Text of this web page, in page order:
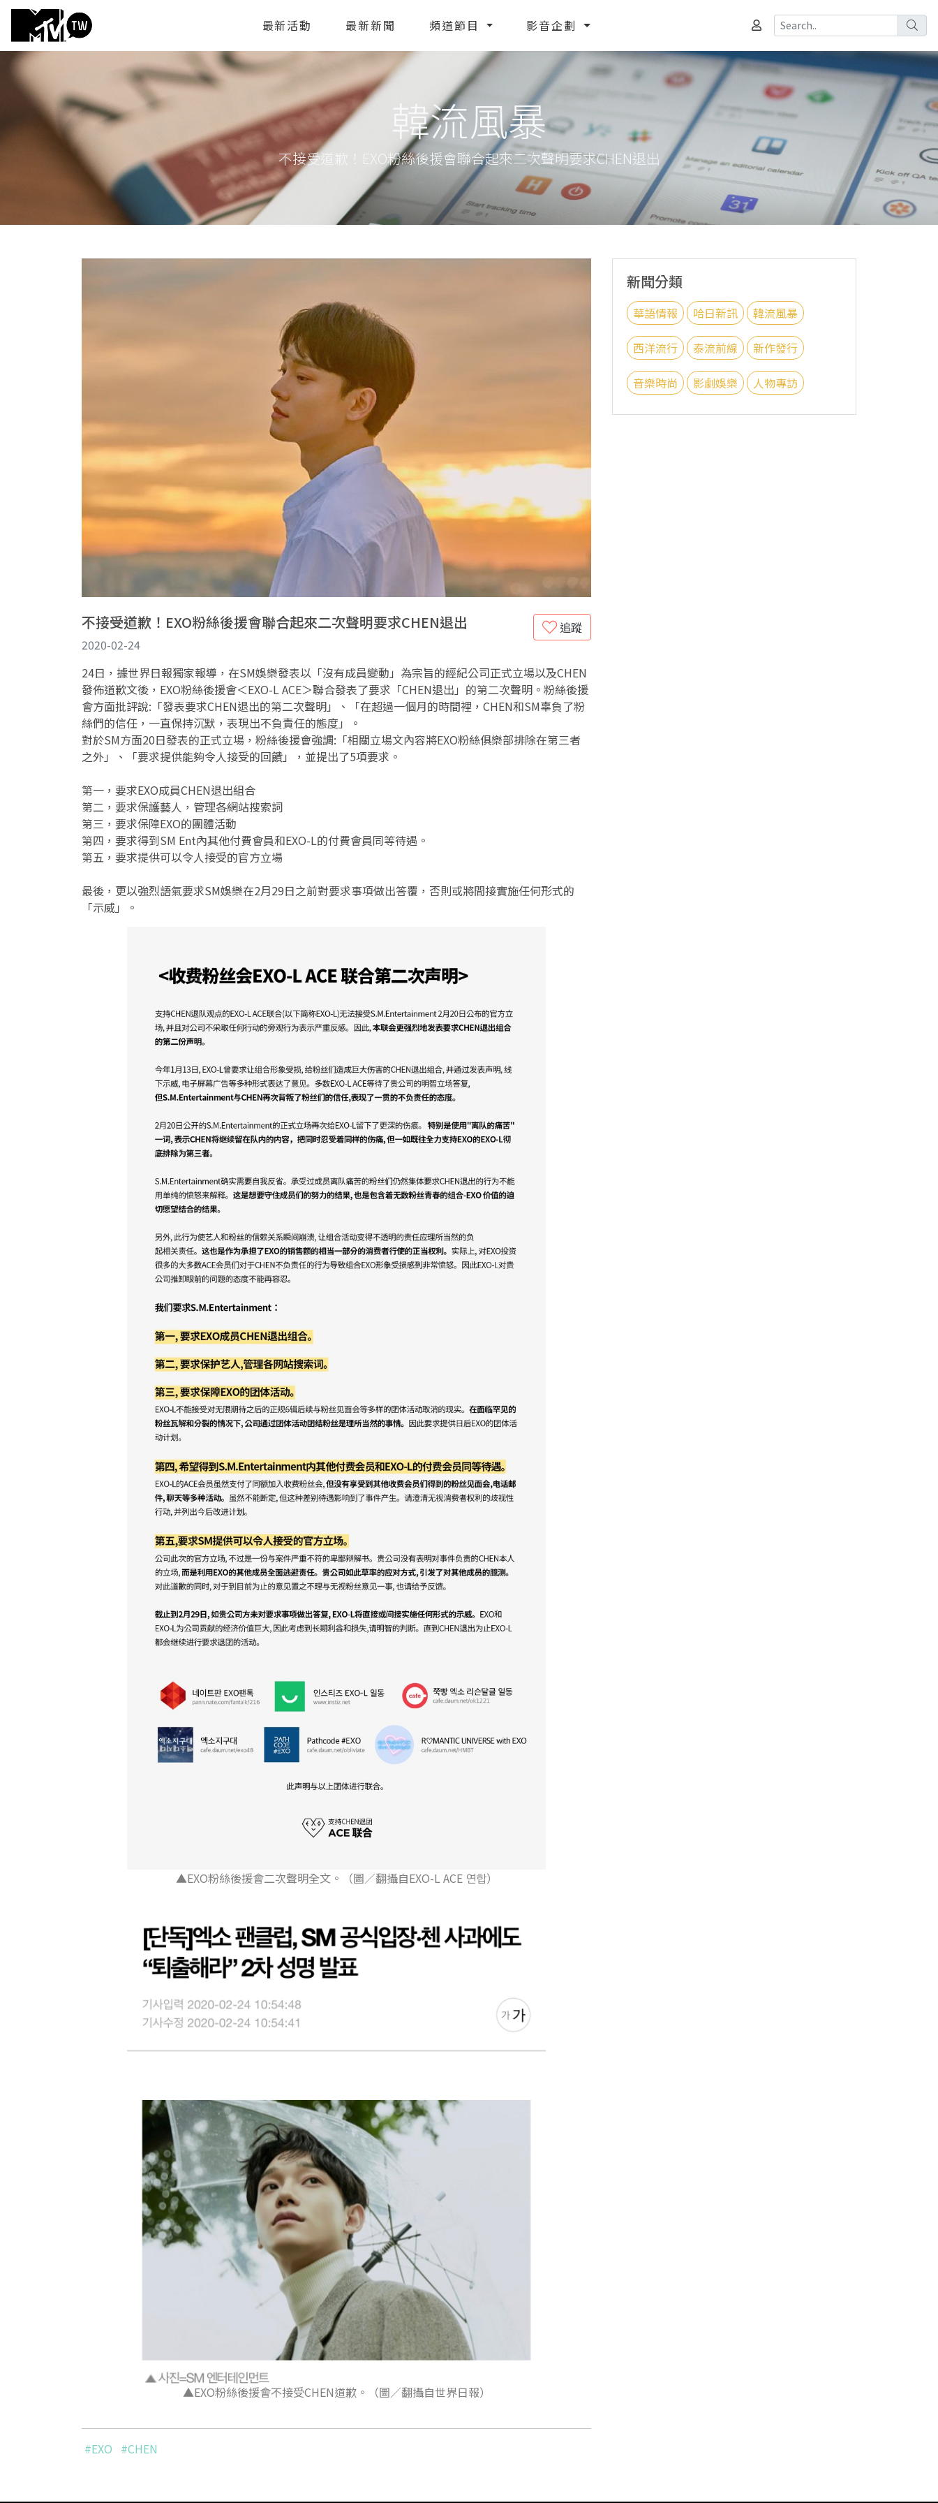
最新活動 最新新聞 頻道節目 影音企劃
韓流風暴
不接受道歉！EXO粉絲後援會聯合起來二次聲明要求CHEN退出
不接受道歉！EXO粉絲後援會聯合起來二次聲明要求CHEN退出
追蹤
2020-02-24
24日，據世界日報獨家報導，在SM娛樂發表以「沒有成員變動」為宗旨的經紀公司正式立場以及CHEN
發佈道歉文後，EXO粉絲後援會＜EXO-L ACE＞聯合發表了要求「CHEN退出」的第二次聲明。粉絲後援
會方面批評說:「發表要求CHEN退出的第二次聲明」、「在超過一個月的時間裡，CHEN和SM辜負了粉
絲們的信任，一直保持沉默，表現出不負責任的態度」。
對於SM方面20日發表的正式立場，粉絲後援會強調:「相關立場文內容將EXO粉絲俱樂部排除在第三者
之外」、「要求提供能夠令人接受的回饋」，並提出了5項要求。
第一，要求EXO成員CHEN退出組合
第二，要求保護藝人，管理各網站搜索詞
第三，要求保障EXO的團體活動
第四，要求得到SM Ent內其他付費會員和EXO-L的付費會員同等待遇。
第五，要求提供可以令人接受的官方立場
最後，更以強烈語氣要求SM娛樂在2月29日之前對要求事項做出答覆，否則或將間接實施任何形式的
「示威」。
▲EXO粉絲後援會二次聲明全文。（圖／翻攝自EXO-L ACE 연합）
▲EXO粉絲後援會不接受CHEN道歉。（圖／翻攝自世界日報）
#EXO #CHEN
新聞分類
華語情報 哈日新訊 韓流風暴
西洋流行 泰流前線 新作發行
音樂時尚 影劇娛樂 人物專訪